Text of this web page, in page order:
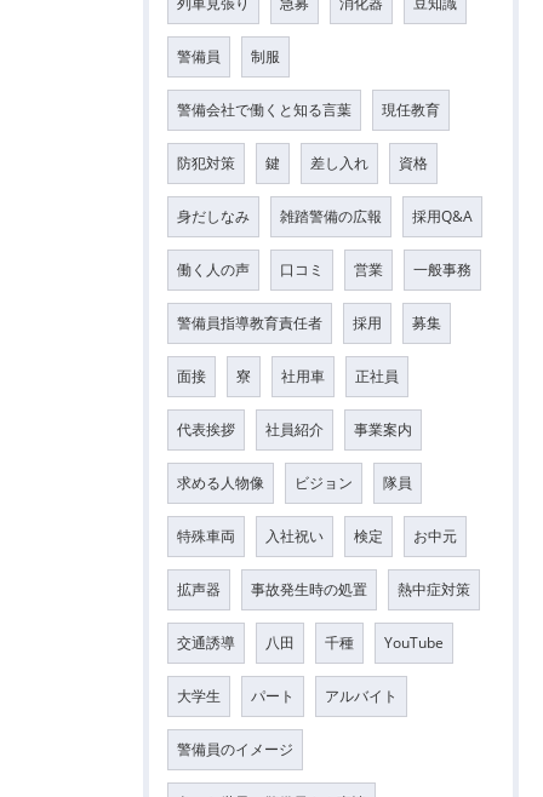
警備員 制服
警備会社で働くと知る言葉 現任教育
防犯対策 鍵 差し入れ 資格
身だしなみ 雑踏警備の広報 採用Q&A
働く人の声 口コミ 営業 一般事務
警備員指導教育責任者 採用 募集
面接 寮 社用車 正社員
代表挨拶 社員紹介 事業案内
求める人物像 ビジョン 隊員
特殊車両 入社祝い 検定 お中元
拡声器 事故発生時の処置 熱中症対策
交通誘導 八田 千種 YouTube
大学生 パート アルバイト
警備員のイメージ